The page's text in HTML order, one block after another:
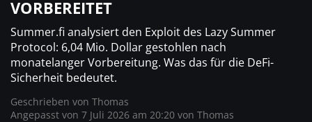
Wo kaufen ?
Casino
VORBEREITET
Summer.fi analysiert den Exploit des Lazy Summer
Protocol: 6,04 Mio. Dollar gestohlen nach
monatelanger Vorbereitung. Was das für die DeFi-
Sicherheit bedeutet.
Geschrieben von Thomas
Angepasst von 7 Juli 2026 am 20:20 von Thomas